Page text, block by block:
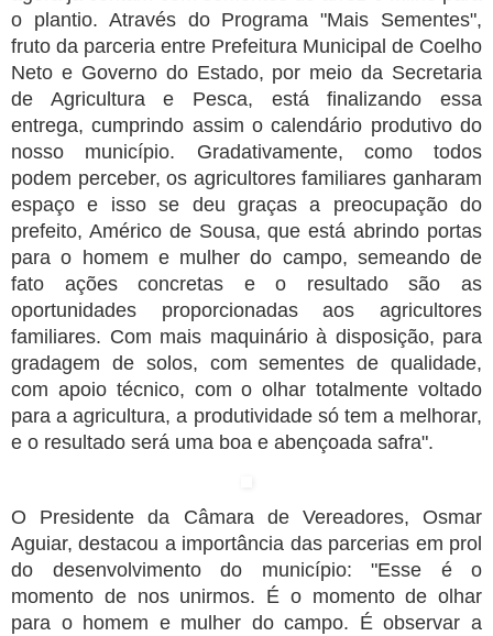
o plantio. Através do Programa "Mais Sementes",
fruto da parceria entre Prefeitura Municipal de Coelho
Neto e Governo do Estado, por meio da Secretaria
de Agricultura e Pesca, está finalizando essa
entrega, cumprindo assim o calendário produtivo do
nosso município. Gradativamente, como todos
podem perceber, os agricultores familiares ganharam
espaço e isso se deu graças a preocupação do
prefeito, Américo de Sousa, que está abrindo portas
para o homem e mulher do campo, semeando de
fato ações concretas e o resultado são as
oportunidades proporcionadas aos agricultores
familiares. Com mais maquinário à disposição, para
gradagem de solos, com sementes de qualidade,
com apoio técnico, com o olhar totalmente voltado
para a agricultura, a produtividade só tem a melhorar,
e o resultado será uma boa e abençoada safra".
O Presidente da Câmara de Vereadores, Osmar
Aguiar, destacou a importância das parcerias em prol
do desenvolvimento do município: "Esse é o
momento de nos unirmos. É o momento de olhar
para o homem e mulher do campo. É observar a